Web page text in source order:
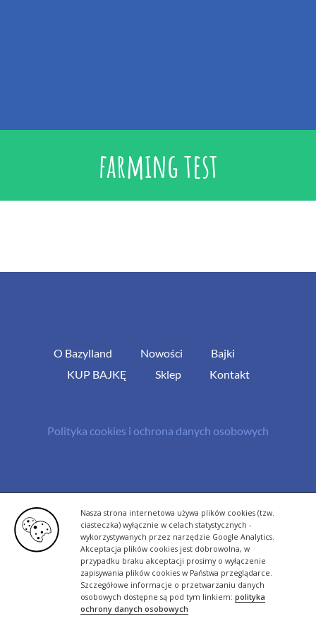
Nasza strona internetowa używa plików cookies (tzw.
ciasteczka) wyłącznie w celach statystycznych -
wykorzystywanych przez narzędzie Google Analytics.
Akceptacja plików cookies jest dobrowolna, w
przypadku braku akceptacji prosimy o wyłączenie
zapisywania plików cookies w Państwa przeglądarce.
Szczegółowe informacje o przetwarzaniu danych
osobowych dostępne są pod tym linkiem: polityka
ochrony danych osobowych
farming test
O Bazylland Nowości
Bajki
KUP BAJKĘ
Sklep Kontakt
Polityka cookies i ochrona danych osobowych
rutyna.pl - tworzenie stron www